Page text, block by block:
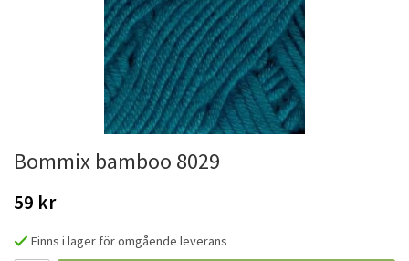
Bommix bamboo 8029
59 kr
Finns i lager för omgående leverans